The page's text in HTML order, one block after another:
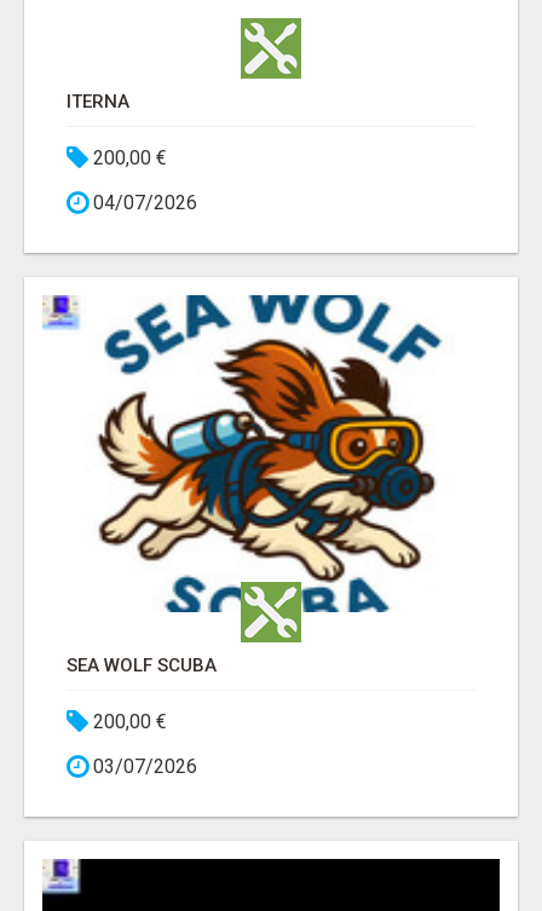
ITERNA
200,00 €
04/07/2026
SEA WOLF SCUBA
200,00 €
03/07/2026